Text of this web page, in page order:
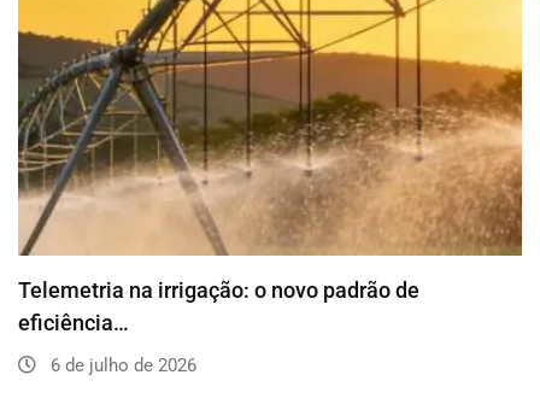
Telemetria na irrigação: o novo padrão de
eficiência…
6 de julho de 2026